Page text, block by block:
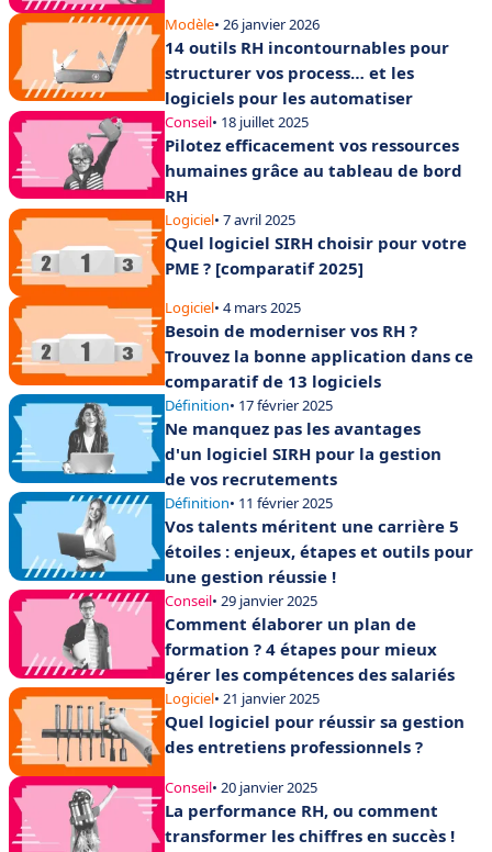
Modèle• 26 janvier 2026
14 outils RH incontournables pour
structurer vos process… et les
logiciels pour les automatiser
Conseil• 18 juillet 2025
Pilotez efficacement vos ressources
humaines grâce au tableau de bord
RH
Logiciel• 7 avril 2025
Quel logiciel SIRH choisir pour votre
PME ? [comparatif 2025]
Logiciel• 4 mars 2025
Besoin de moderniser vos RH ?
Trouvez la bonne application dans ce
comparatif de 13 logiciels
Définition• 17 février 2025
Ne manquez pas les avantages
d'un logiciel SIRH pour la gestion
de vos recrutements
Définition• 11 février 2025
Vos talents méritent une carrière 5
étoiles : enjeux, étapes et outils pour
une gestion réussie !
Conseil• 29 janvier 2025
Comment élaborer un plan de
formation ? 4 étapes pour mieux
gérer les compétences des salariés
Logiciel• 21 janvier 2025
Quel logiciel pour réussir sa gestion
des entretiens professionnels ?
Conseil• 20 janvier 2025
La performance RH, ou comment
transformer les chiffres en succès !